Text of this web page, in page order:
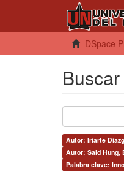
DSpace
Buscar
Autor: Iriarte
Autor: Said Hung,
Palabra clave: